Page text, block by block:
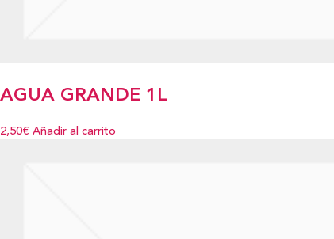
AGUA GRANDE 1L
2,50€ Añadir al carrito